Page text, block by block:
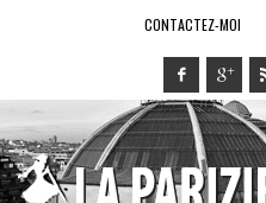
CONTACTEZ-MOI